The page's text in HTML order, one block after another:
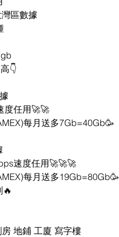
區數據
👇
度任用🚀🚀
每月送多7Gb=40Gb🥳
速度任用🚀🚀🚀
每月送多19Gb=80Gb🥳
地鋪 工廈 寫字樓